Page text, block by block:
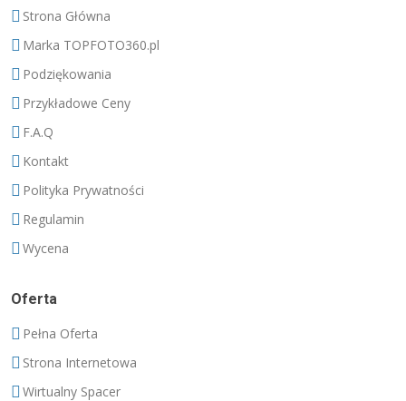
Strona Główna
Marka TOPFOTO360.pl
Podziękowania
Przykładowe Ceny
F.A.Q
Kontakt
Polityka Prywatności
Regulamin
Wycena
Oferta
Pełna Oferta
Strona Internetowa
Wirtualny Spacer